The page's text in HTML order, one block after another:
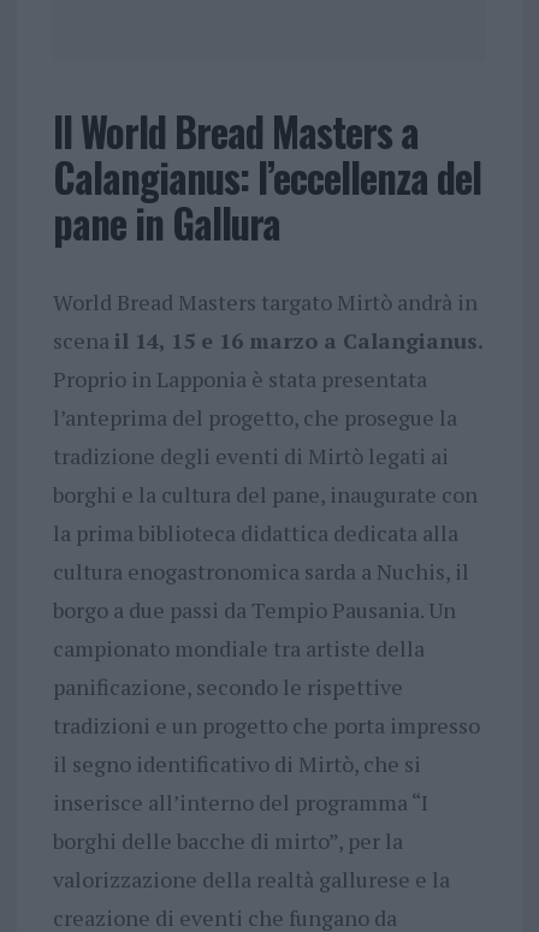
Il World Bread Masters a
Calangianus: l’eccellenza del
pane in Gallura
World Bread Masters targato Mirtò andrà in
scena il 14, 15 e 16 marzo a Calangianus.
Proprio in Lapponia è stata presentata
l’anteprima del progetto, che prosegue la
tradizione degli eventi di Mirtò legati ai
borghi e la cultura del pane, inaugurate con
la prima biblioteca didattica dedicata alla
cultura enogastronomica sarda a Nuchis, il
borgo a due passi da Tempio Pausania. Un
campionato mondiale tra artiste della
panificazione, secondo le rispettive
tradizioni e un progetto che porta impresso
il segno identificativo di Mirtò, che si
inserisce all’interno del programma “I
borghi delle bacche di mirto”, per la
valorizzazione della realtà gallurese e la
creazione di eventi che fungano da